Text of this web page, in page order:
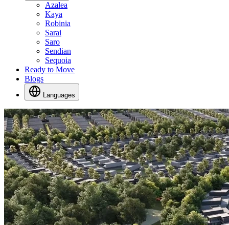
Azalea
Kaya
Robinia
Sarai
Saro
Sendian
Sequoia
Ready to Move
Blogs
Languages